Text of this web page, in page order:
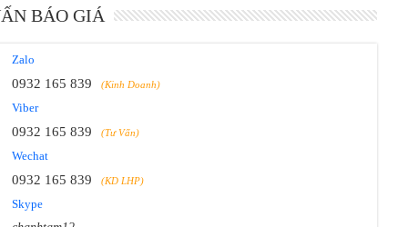
BÁO GIÁ
Zalo
0932 165 839 (Kinh Doanh)
Viber
0932 165 839 (Tư Vấn)
Wechat
0932 165 839 (KD LHP)
Skype